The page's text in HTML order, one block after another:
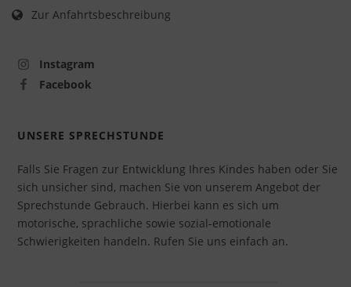
Zur Anfahrtsbeschreibung
Instagram
Facebook
UNSERE SPRECHSTUNDE
Falls Sie Fragen zur Entwicklung Ihres Kindes haben oder Sie
sich unsicher sind, machen Sie von unserem Angebot der
Sprechstunde Gebrauch. Hierbei kann es sich um
motorische, sprachliche sowie sozial-emotionale
Schwierigkeiten handeln. Rufen Sie uns einfach an.